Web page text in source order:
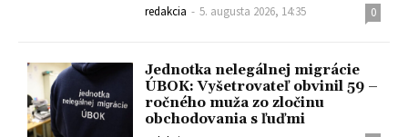
redakcia - 5. augusta 2026, 14:35 0
Jednotka nelegálnej migrácie
ÚBOK: Vyšetrovateľ obvinil 59 –
ročného muža zo zločinu
obchodovania s ľuďmi